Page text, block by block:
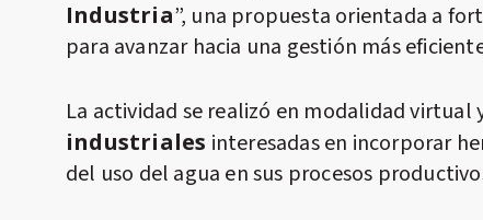
Industria”, una propuesta orientada a
para avanzar hacia una gestión más
La actividad se realizó en modalidad
industriales interesadas en incorporar
del uso del agua en sus procesos